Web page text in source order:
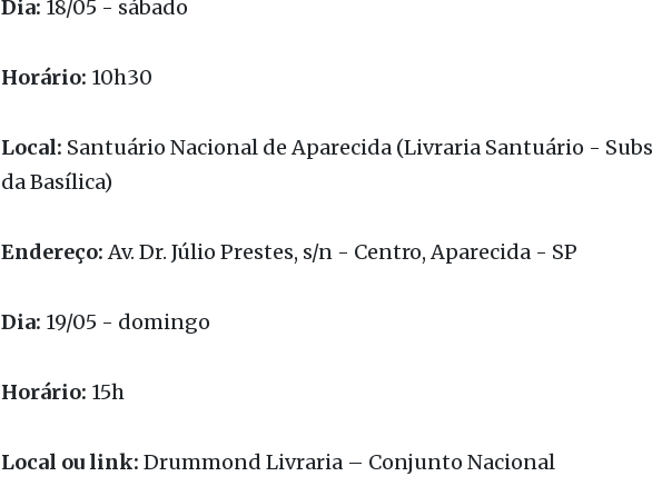
Agenda em São Paulo
Dia:18/05 - sábado
Horário:10h30
da Basílica)
Endereço: Av. Dr. Júlio Prestes, s/n - Centro, Aparecida - SP
Dia:19/05 - domingo
Horário: 15h